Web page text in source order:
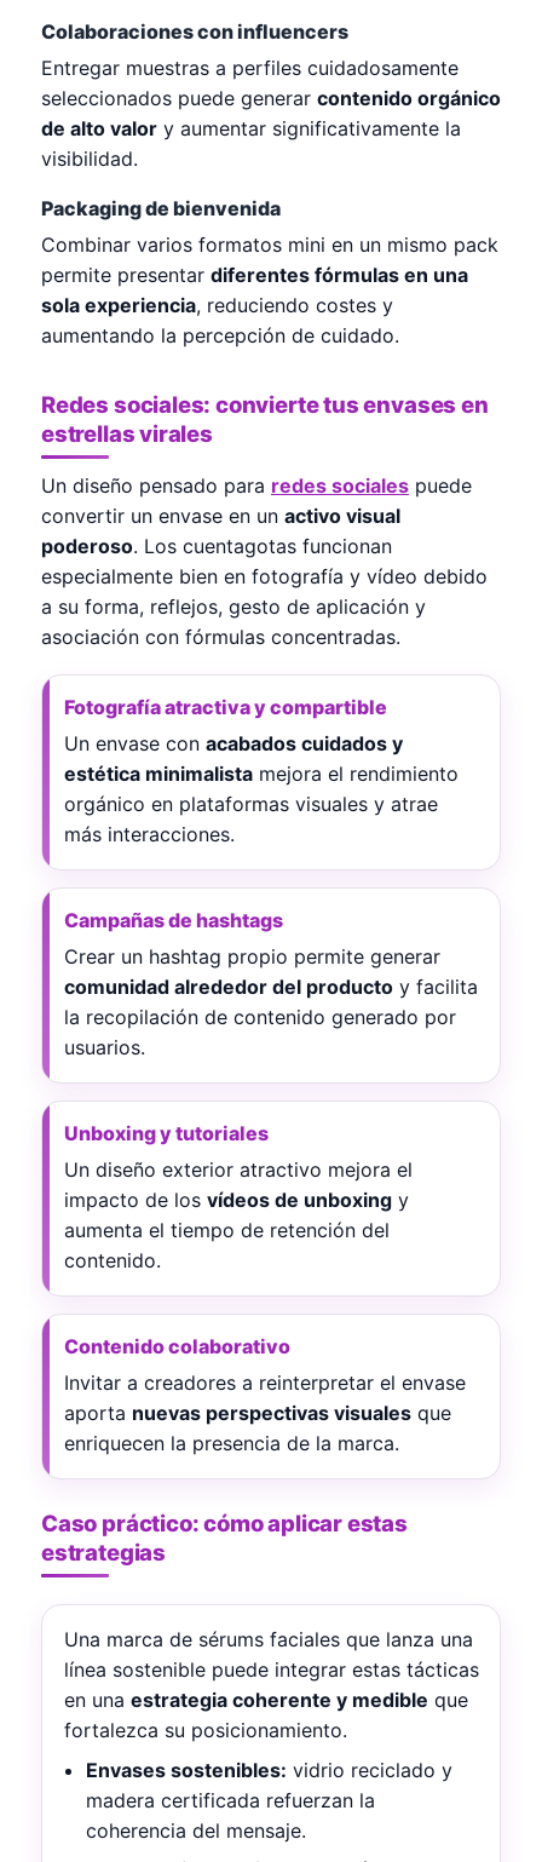
Colaboraciones con influencers
Entregar muestras a perfiles cuidadosamente
seleccionados puede generar contenido orgánico
de alto valor y aumentar significativamente la
visibilidad.
Packaging de bienvenida
Combinar varios formatos mini en un mismo pack
permite presentar diferentes fórmulas en una
sola experiencia, reduciendo costes y
aumentando la percepción de cuidado.
Redes sociales: convierte tus envases en
estrellas virales
Un diseño pensado para redes sociales puede
convertir un envase en un activo visual
poderoso. Los cuentagotas funcionan
especialmente bien en fotografía y vídeo debido
a su forma, reflejos, gesto de aplicación y
asociación con fórmulas concentradas.
Fotografía atractiva y compartible
Un envase con acabados cuidados y
estética minimalista mejora el rendimiento
orgánico en plataformas visuales y atrae
más interacciones.
Campañas de hashtags
Crear un hashtag propio permite generar
comunidad alrededor del producto y facilita
la recopilación de contenido generado por
usuarios.
Unboxing y tutoriales
Un diseño exterior atractivo mejora el
impacto de los vídeos de unboxing y
aumenta el tiempo de retención del
contenido.
Contenido colaborativo
Invitar a creadores a reinterpretar el envase
aporta nuevas perspectivas visuales que
enriquecen la presencia de la marca.
Caso práctico: cómo aplicar estas
estrategias
Una marca de sérums faciales que lanza una
línea sostenible puede integrar estas tácticas
en una estrategia coherente y medible que
fortalezca su posicionamiento.
Envases sostenibles: vidrio reciclado y
madera certificada refuerzan la
coherencia del mensaje.